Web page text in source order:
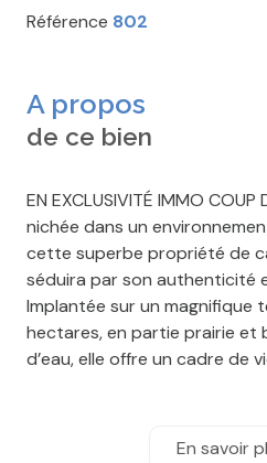
Référence 802
A propos
de ce bien
EN EXCLUSIVITÉ IMMO
nichée dans un
cette superbe propriété de
séduira par son authenticité
Implantée sur un magnifique
hectares, en partie prairie et
d’eau, elle offre un cadre de
salle à manger. La cuisine
En savoir